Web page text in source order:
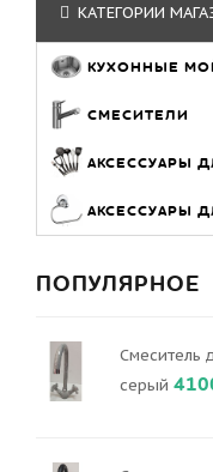
КАТЕГОРИИ
КУХОННЫЕ
СМЕСИТЕЛИ
АКСЕССУАРЫ
АКСЕССУАРЫ
ПОПУЛЯРНОЕ
Смеситель
серый